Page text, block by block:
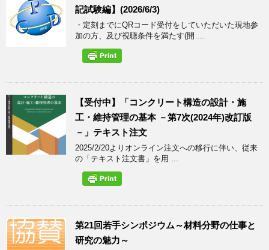
記試験編】(2026/6/3)
・定刻までにQRコード受付をしていただいた現地参
加の方、及び視聴条件を満たす(開 ...
【受付中】「コンクリート構造の設計・施
工・維持管理の基本 －第7次(2024年)改訂版
－」テキスト注文
2025/2/20よりオンライン注文への移行に伴い、従来
の「テキスト注文書」を用 ...
第21回若手シンポジウム～材料分野の仕事と
研究の魅力～